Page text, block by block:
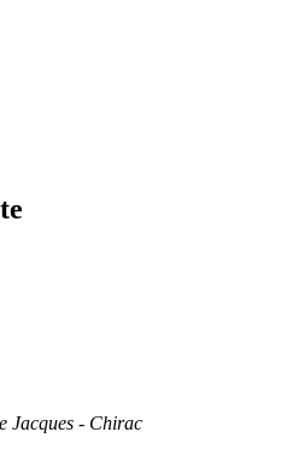
Jacques - Chirac